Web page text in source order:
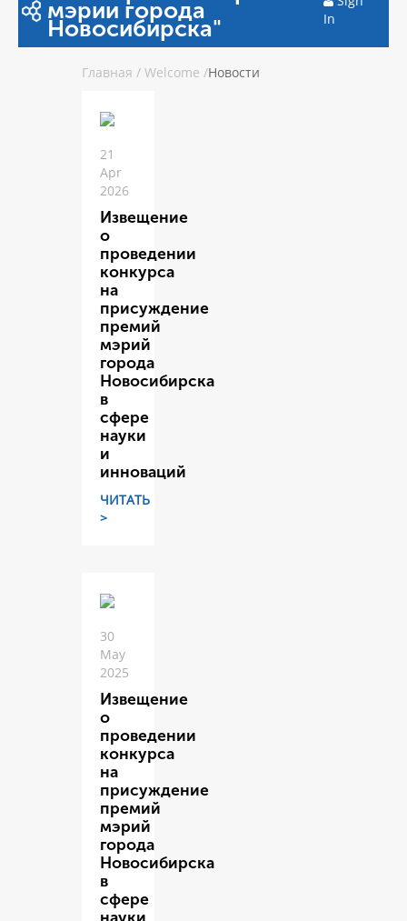
мэрии города
Новосибирска"
In
Главная / Welcome /Новости
21
Apr
2026
Извещение
о
проведении
конкурса
на
присуждение
премий
мэрий
города
Новосибирска
в
сфере
науки
и
инноваций
ЧИТАТЬ
>
30
May
2025
Извещение
о
проведении
конкурса
на
присуждение
премий
мэрий
города
Новосибирска
в
сфере